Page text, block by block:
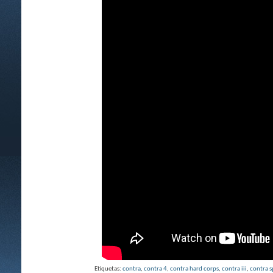
Etiquetas: contra, contra 4, contra hard corps, contra iii, contra